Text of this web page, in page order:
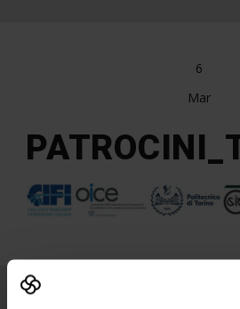
6
Mar